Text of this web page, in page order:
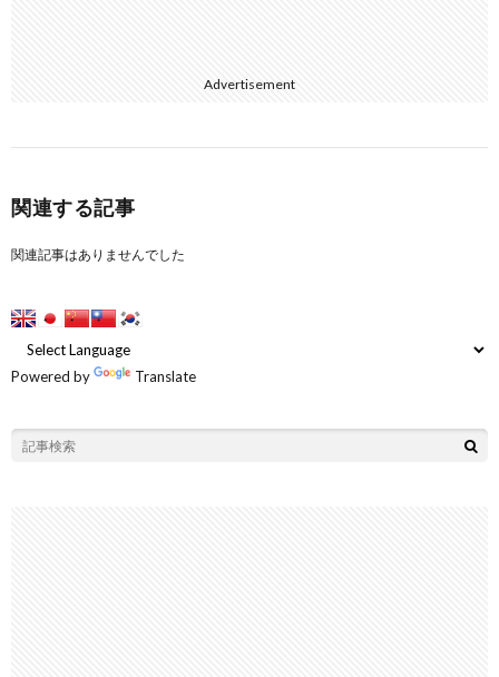
Advertisement
関連する記事
関連記事はありませんでした
Powered by Translate